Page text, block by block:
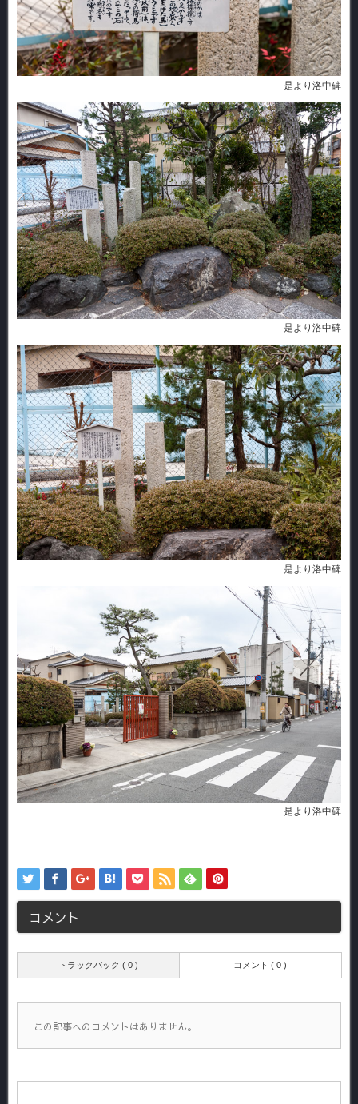
是より洛中碑
是より洛中碑
是より洛中碑
是より洛中碑
コメント
トラックバック ( 0 ) コメント ( 0 )
この記事へのコメントはありません。